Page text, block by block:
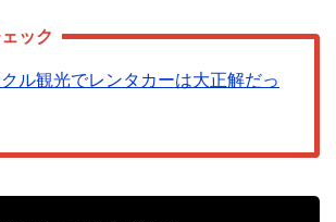
ル観光でレンタカーは大正解だっ